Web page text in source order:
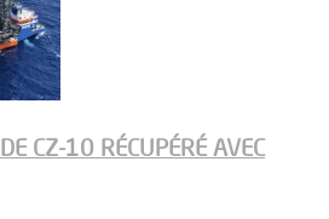
CZ-10 RÉCUPÉRÉ AVEC